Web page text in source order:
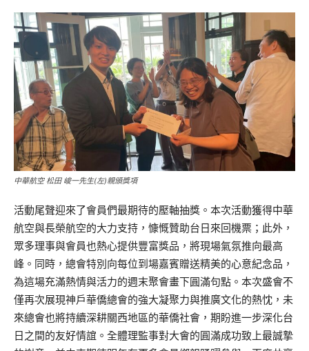
中華航空 松田 峻一先生(左)親頒獎項
活動尾聲迎來了會員們最期待的壓軸抽獎。本次活動獲得中華
航空與長榮航空的大力支持，慷慨贊助台日來回機票；此外，
眾多理事與會員也熱心提供豐富獎品，將現場氣氛推向最高
峰。同時，總會特別向每位到場嘉賓贈送精美的心意紀念品，
為這場充滿熱情與活力的週末聚會畫下圓滿句點。本次盛會不
僅再次展現神戶華僑總會的強大凝聚力與推廣文化的熱忱，未
來總會也將持續深耕關西地區的華僑社會，期盼進一步深化台
日之間的友好情誼。全體理監事對大會的圓滿成功致上最誠摯